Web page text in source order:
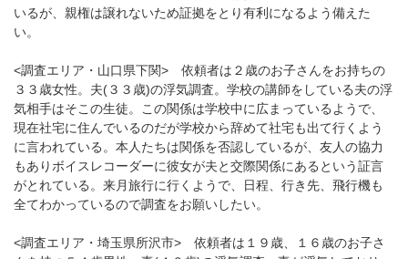
いるが、親権は譲れないため証拠をとり有利になるよう備えた
い。
<調査エリア・山口県下関> 依頼者は２歳のお子さんをお持ちの
３３歳女性。夫(３３歳)の浮気調査。学校の講師をしている夫の浮
気相手はそこの生徒。この関係は学校中に広まっているようで、
現在社宅に住んでいるのだが学校から辞めて社宅も出て行くよう
に言われている。本人たちは関係を否認しているが、友人の協力
もありボイスレコーダーに彼女が夫と交際関係にあるという証言
がとれている。来月旅行に行くようで、日程、行き先、飛行機も
全てわかっているので調査をお願いしたい。
<調査エリア・埼玉県所沢市> 依頼者は１９歳、１６歳のお子さ